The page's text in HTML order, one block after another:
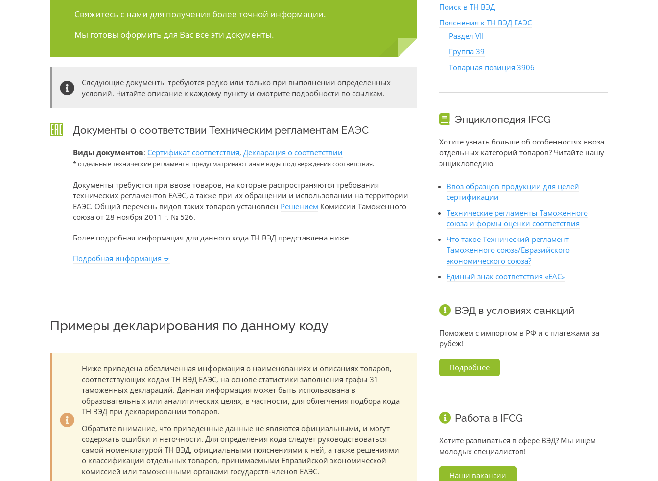
Свяжитесь с нами для получения более точной информации.
Мы готовы оформить для Вас все эти документы.
Следующие документы требуются редко или только при выполнении определенных
условий. Читайте описание к каждому пункту и смотрите подробности по ссылкам.
Документы о соответствии Техническим регламентам ЕАЭС
Виды документов: Сертификат соответствия, Декларация о соответствии
* отдельные технические регламенты предусматривают иные виды подтверждения соответствия.
Документы требуются при ввозе товаров, на которые распространяются требования
технических регламентов ЕАЭС, а также при их обращении и использовании на территории
ЕАЭС. Общий перечень видов таких товаров установлен Решением Комиссии Таможенного
союза от 28 ноября 2011 г. № 526.
Более подробная информация для данного кода ТН ВЭД представлена ниже.
Подробная информация
Примеры декларирования по данному коду
Ниже приведена обезличенная информация о наименованиях и описаниях товаров,
соответствующих кодам ТН ВЭД ЕАЭС, на основе статистики заполнения графы 31
таможенных деклараций. Данная информация может быть использована в
образовательных или аналитических целях, в частности, для облегчения подбора кода
ТН ВЭД при декларировании товаров.
Обратите внимание, что приведенные данные не являются официальными, и могут
содержать ошибки и неточности. Для определения кода следует руководствоваться
самой номенклатурой ТН ВЭД, официальными пояснениями к ней, а также решениями
о классификации отдельных товаров, принимаемыми Евразийской экономической
комиссией или таможенными органами государств-членов ЕАЭС.
Поиск в ТН ВЭД
Пояснения к ТН ВЭД ЕАЭС
Раздел VII
Группа 39
Товарная позиция 3906
Энциклопедия IFCG
Хотите узнать больше об особенностях ввоза
отдельных категорий товаров? Читайте нашу
энциклопедию:
Ввоз образцов продукции для целей
сертификации
Технические регламенты Таможенного
союза и формы оценки соответствия
Что такое Технический регламент
Таможенного союза/Евразийского
экономического союза?
Единый знак соответствия «ЕАС»
ВЭД в условиях санкций
Поможем с импортом в РФ и с платежами за
рубеж!
Подробнее
Работа в IFCG
Хотите развиваться в сфере ВЭД? Мы ищем
молодых специалистов!
Наши вакансии